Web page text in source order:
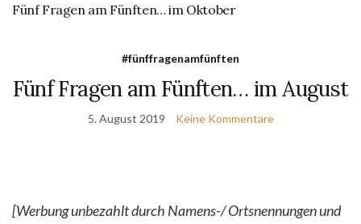
Fünf Fragen am Fünften… im Oktober
#fünffragenamfünften
Fünf Fragen am Fünften… im August
5. August 2019 Keine Kommentare
[Werbung unbezahlt durch Namens-/ Ortsnennungen und